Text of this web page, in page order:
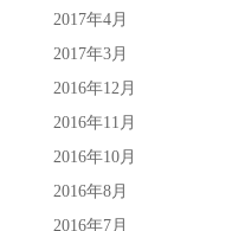
2017年4月
2017年3月
2016年12月
2016年11月
2016年10月
2016年8月
2016年7月